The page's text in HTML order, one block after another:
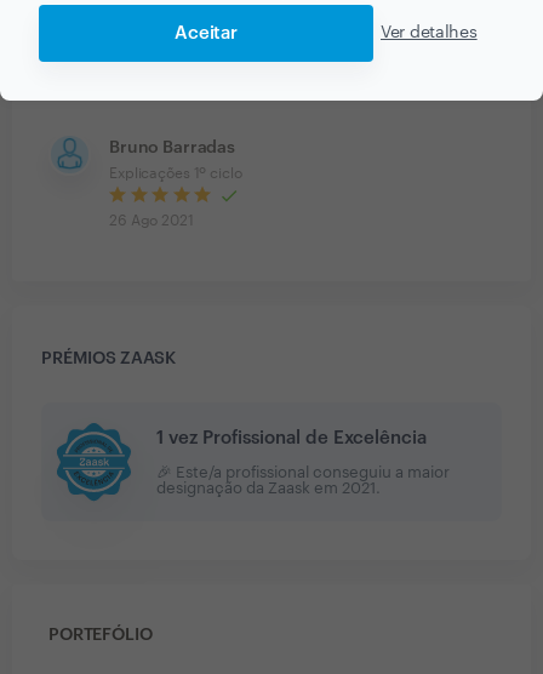
Aceitar Ver detalhes
Cliente Zaask
Explicações de Matemática
Bruno Barradas
Explicações 1º ciclo
26 Ago 2021
PRÉMIOS ZAASK
1 vez Profissional de Excelência
🎉 Este/a profissional conseguiu a maior
designação da Zaask em 2021
PORTEFÓLIO